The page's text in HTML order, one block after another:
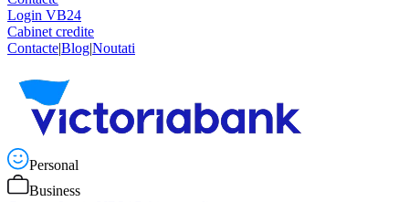
Login VB24
Cabinet credite
Contacte|Blog|Noutati
Personal
Business